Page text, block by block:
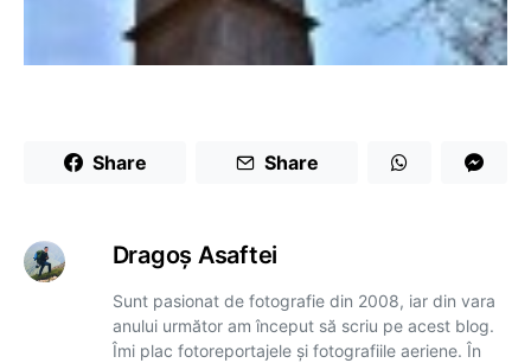
Share Share
Dragoş Asaftei
Sunt pasionat de fotografie din 2008, iar din vara
anului următor am început să scriu pe acest blog.
Îmi plac fotoreportajele și fotografiile aeriene. În